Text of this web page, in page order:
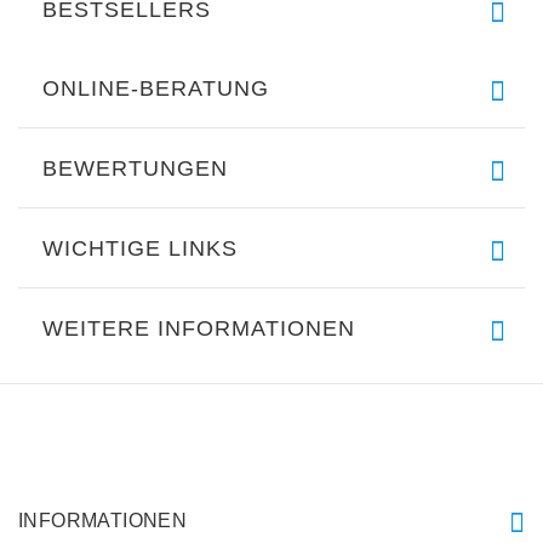
BESTSELLERS
ONLINE-BERATUNG
BEWERTUNGEN
WICHTIGE LINKS
WEITERE INFORMATIONEN
INFORMATIONEN